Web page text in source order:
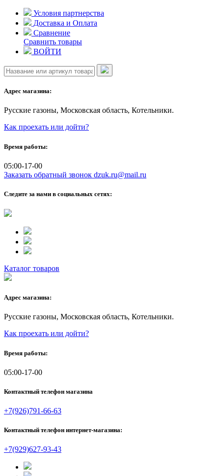
Skip
content
Условия партнерства
Доставка и Оплата
Сравнение
Сравнить товары
ВОЙТИ
Адрес магазина:
Русские газоны, Московская область, Котельники.
Как проехать или дойти?
Время работы:
05:00-17-00
Заказать обратный звонок dzuk.ru@mail.ru
Следите за нами в социальных сетях:
Каталог товаров
Адрес магазина:
Русские газоны, Московская область, Котельники.
Как проехать или дойти?
Время работы:
05:00-17-00
Контактный телефон магазина
+7(926)791-66-63
Контактный телефон интернет-магазина:
+7(929)627-93-43